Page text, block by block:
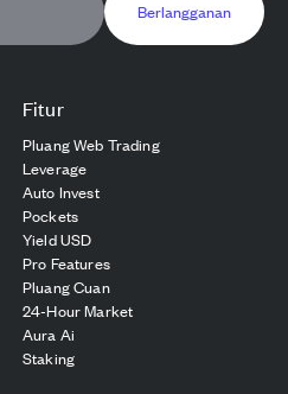
Fitur
Pluang Web Trading
Leverage
Auto Invest
Pockets
Yield USD
Pro Features
Pluang Cuan
24-Hour Market
Aura Ai
Staking
Berlangganan